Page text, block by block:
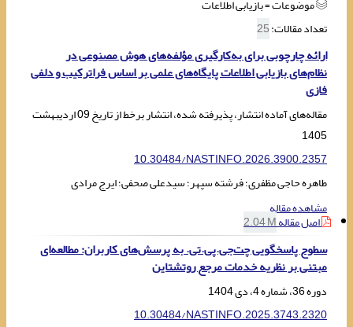
موضوعات =بازیابی اطلاعات
تعداد مقالات:25
ارائه چارچوبی برای به‌کارگیری مؤلفه‌های هوش مصنوعی در
نظام‌های بازیابی اطلاعات پایگاه‌های علمی بر اساس فراترکیب و دلفی
فازی
مقاله‌های آماده انتشار، پذیرفته شده، انتشار برخط از تاریخ
09 اردیبهشت
1405
10.30484/NASTINFO.2026.3900.2357
طاهره حاجی مظفری؛ فرشته سپهر؛ سیدعلی صحفی؛ ایرج مرادی
مشاهده مقاله
اصل مقاله2.04 M
سطوح پاسخگویی چت‌جی.‌پی.تی. به پرسش‌های کاربران: مطالعه‌ای
مبتنی بر نظریه خدمات مرجع روتشتاین
دوره 36، شماره 4، دی 1404
10.30484/NASTINFO.2025.3743.2320